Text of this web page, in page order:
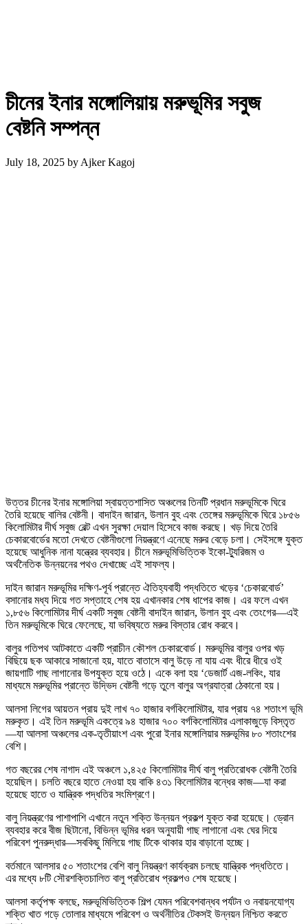
চীনের ইনার মঙ্গোলিয়ায় মরুভূমির সবুজ
বেষ্টনি সম্পন্ন
July 18, 2025 by Ajker Kagoj
উত্তর চীনের ইনার মঙ্গোলিয়া স্বায়ত্তশাসিত অঞ্চলের তিনটি প্রধান মরুভূমিকে ঘিরে
তৈরি হয়েছে বালির বেষ্টনী। বাদাইন জারান, উলান বুহ এবং তেঙ্গের মরুভূমিকে ঘিরে ১৮৫৬
কিলোমিটার দীর্ঘ সবুজ বেল্ট এখন সুরক্ষা দেয়াল হিসেবে কাজ করছে। খড় দিয়ে তৈরি
চেকারবোর্ডের মতো দেখতে বেষ্টনীগুলো নিয়ন্ত্রণে এনেছে মরুর বেড়ে চলা। সেইসঙ্গে যুক্ত
হয়েছে আধুনিক নানা যন্ত্রের ব্যবহার। চীনে মরুভূমিভিত্তিক ইকো-ট্যুরিজম ও
অর্থনৈতিক উন্নয়নের পথও দেখাচ্ছে এই সাফল্য।
দাইন জারান মরুভূমির দক্ষিণ-পূর্ব প্রান্তে ঐতিহ্যবাহী পদ্ধতিতে খড়ের ‘চেকারবোর্ড’
বসানোর মধ্য দিয়ে গত সপ্তাহে শেষ হয় এখানকার শেষ ধাপের কাজ। এর ফলে এখন
১,৮৫৬ কিলোমিটার দীর্ঘ একটি সবুজ বেষ্টনী বাদাইন জারান, উলান বুহ এবং তেংগের—এই
তিন মরুভূমিকে ঘিরে ফেলেছে, যা ভবিষ্যতে মরুর বিস্তার রোধ করবে।
বালুর গতিপথ আটকাতে একটি প্রাচীন কৌশল চেকারবোর্ড। মরুভূমির বালুর ওপর খড়
বিছিয়ে ছক আকারে সাজানো হয়, যাতে বাতাসে বালু উড়ে না যায় এবং ধীরে ধীরে ওই
জায়গাটি গাছ লাগানোর উপযুক্ত হয়ে ওঠে। একে বলা হয় ‘ডেজার্ট এজ-লকিং, যার
মাধ্যমে মরুভূমির প্রান্তে উদ্ভিদ বেষ্টনী গড়ে তুলে বালুর অগ্রযাত্রা ঠেকানো হয়।
আলসা লিগের আয়তন প্রায় দুই লাখ ৭০ হাজার বর্গকিলোমিটার, যার প্রায় ৭৪ শতাংশ ভূমি
মরুকৃত। এই তিন মরুভূমি একত্রে ৯৪ হাজার ৭০০ বর্গকিলোমিটার এলাকাজুড়ে বিস্তৃত
—যা আলসা অঞ্চলের এক-তৃতীয়াংশ এবং পুরো ইনার মঙ্গোলিয়ার মরুভূমির ৮০ শতাংশের
বেশি।
গত বছরের শেষ নাগাদ এই অঞ্চলে ১,৪২৫ কিলোমিটার দীর্ঘ বালু প্রতিরোধক বেষ্টনী তৈরি
হয়েছিল। চলতি বছরে হাতে নেওয়া হয় বাকি ৪৩১ কিলোমিটার বন্ধের কাজ—যা করা
হয়েছে হাতে ও যান্ত্রিক পদ্ধতির সংমিশ্রণে।
বালু নিয়ন্ত্রণের পাশাপাশি এখানে নতুন শক্তি উন্নয়ন প্রকল্প যুক্ত করা হয়েছে। ড্রোন
ব্যবহার করে বীজ ছিটানো, বিভিন্ন ভূমির ধরন অনুযায়ী গাছ লাগানো এবং ঘের দিয়ে
পরিবেশ পুনরুদ্ধার—সবকিছু মিলিয়ে গাছ টিকে থাকার হার বাড়ানো হচ্ছে।
বর্তমানে আলসার ৫০ শতাংশের বেশি বালু নিয়ন্ত্রণ কার্যক্রম চলছে যান্ত্রিক পদ্ধতিতে।
এর মধ্যে ৮টি সৌরশক্তিচালিত বালু প্রতিরোধ প্রকল্পও শেষ হয়েছে।
আলসা কর্তৃপক্ষ বলছে, মরুভূমিভিত্তিক শিল্প যেমন পরিবেশবান্ধব পর্যটন ও নবায়নযোগ্য
শক্তি খাত গড়ে তোলার মাধ্যমে পরিবেশ ও অর্থনীতির টেকসই উন্নয়ন নিশ্চিত করতে